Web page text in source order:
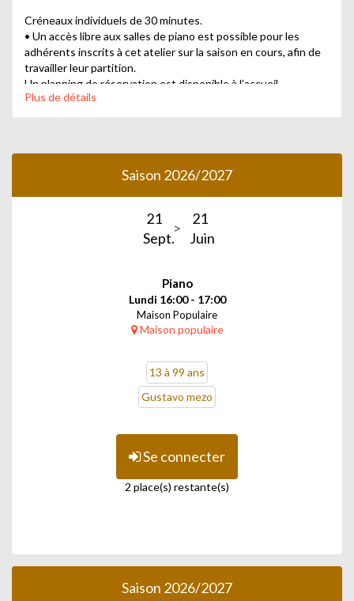
Créneaux individuels de 30 minutes.
• Un accès libre aux salles de piano est possible pour les
adhérents inscrits à cet atelier sur la saison en cours, afin de
travailler leur partition.
Un planning de réservation est disponible à l’accueil.
Plus de détails
Saison 2026/2027
21
Sept.
21
Juin
Piano
Lundi 16:00 - 17:00
Maison Populaire
Maison populaire
13 à 99 ans
Gustavo mezo
Se connecter
2 place(s) restante(s)
Saison 2026/2027